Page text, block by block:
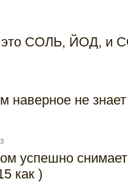
это СОЛЬ, ЙОД, и
наверное не знает
успешно
как )